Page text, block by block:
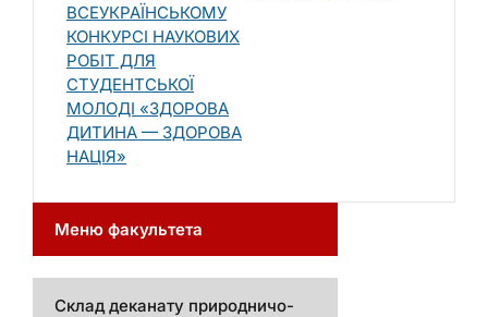
ВСЕУКРАЇНСЬКОМУ
КОНКУРСІ НАУКОВИХ
РОБІТ ДЛЯ
СТУДЕНТСЬКОЇ
МОЛОДІ «ЗДОРОВА
ДИТИНА — ЗДОРОВА
НАЦІЯ»
Меню факультета
Склад деканату природничо-